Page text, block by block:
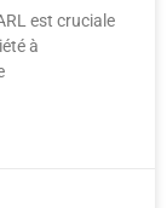
est cruciale
à